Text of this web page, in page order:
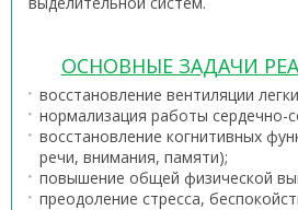
ОСНОВНЫЕ ЗАДАЧИ
восстановление вентиляции
нормализация работы сердечно-
восстановление когнитивных
речи, внимания, памяти);
повышение общей физической
преодоление стресса,